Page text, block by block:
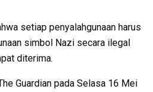
setiap penyalahgunaan harus
simbol Nazi secara ilegal
diterima.
Guardian pada Selasa 16 Mei